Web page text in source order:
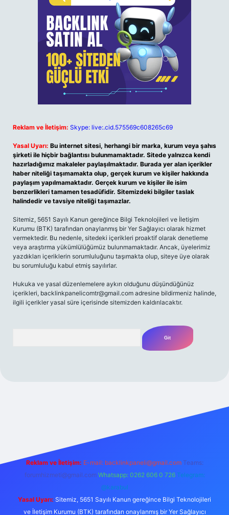
Reklam ve İletişim: Skype: live:.cid.575569c608265c69
Yasal Uyarı: Bu internet sitesi, herhangi bir marka, kurum veya şahıs
şirketi ile hiçbir bağlantısı bulunmamaktadır. Sitede yalnızca kendi
hazırladığımız makaleler paylaşılmaktadır. Burada yer alan içerikler
haber niteliği taşımamakta olup, gerçek kurum ve kişiler hakkında
paylaşım yapılmamaktadır. Gerçek kurum ve kişiler ile isim
benzerlikleri tamamen tesadüfidir. Sitemizdeki bilgiler taslak
halindedir ve tavsiye niteliği taşımazlar.
Sitemiz, 5651 Sayılı Kanun gereğince Bilgi Teknolojileri ve İletişim
Kurumu (BTK) tarafından onaylanmış bir Yer Sağlayıcı olarak hizmet
vermektedir. Bu nedenle, sitedeki içerikleri proaktif olarak denetleme
veya araştırma yükümlülüğümüz bulunmamaktadır. Ancak, üyelerimiz
yazdıkları içeriklerin sorumluluğunu taşımakta olup, siteye üye olarak
bu sorumluluğu kabul etmiş sayılırlar.
Hukuka ve yasal düzenlemelere aykırı olduğunu düşündüğünüz
içerikleri, backlinkpanelicomtr@gmail.com adresine bildirmeniz halinde,
ilgili içerikler yasal süre içerisinde sitemizden kaldırılacaktır.
m elexbet
Reklam ve İletişim: E-mail: backlinkpaneli@gmail.com Teams:
forumhizmeti@gmail.com Whatsapp: 0262 606 0 726 Telegram:
@karabul
Yasal Uyarı: Sitemiz, 5651 Sayılı Kanun gereğince Bilgi Teknolojileri
ve İletişim Kurumu (BTK) tarafından onaylanmış bir Yer Sağlayıcı